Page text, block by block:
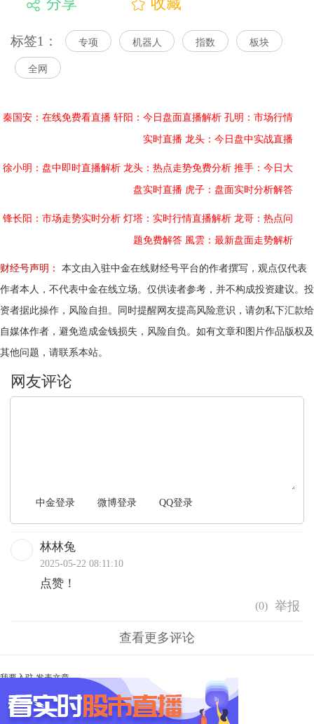
分享 收藏
标签1： 专项 机器人 指数 板块
全网
秦国安：在线免费看直播 轩阳：今日盘面直播解析 孔明：市场行情
实时直播 龙头：今日盘中实战直播
徐小明：盘中即时直播解析 龙头：热点走势免费分析 推手：今日大
盘实时直播 虎子：盘面实时分析解答
锋长阳：市场走势实时分析 灯塔：实时行情直播解析 龙哥：热点问
题免费解答 風雲：最新盘面走势解析
财经号声明：
本文由入驻中金在线财经号平台的作者撰写，观点仅代表
作者本人，不代表中金在线立场。仅供读者参考，并不构成投资建议。投
资者据此操作，风险自担。同时提醒网友提高风险意识，请勿私下汇款给
自媒体作者，避免造成金钱损失，风险自负。如有文章和图片作品版权及
其他问题，请联系本站。
中金登录 微博登录 QQ登录
林林兔
2025-05-22 08:11:10
点赞！
(0)
查看更多评论
我要入驻 发表文章
Ta未开启直播